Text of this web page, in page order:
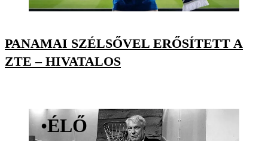
PANAMAI SZÉLSŐVEL ERŐSÍTETT A
ZTE – HIVATALOS
•ÉLŐ